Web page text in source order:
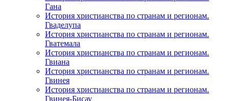
Гана
История христианства по странам и регионам.
Гваделупа
История христианства по странам и регионам.
Гватемала
История христианства по странам и регионам.
Гвиана
История христианства по странам и регионам.
Гвинея
История христианства по странам и регионам.
Гвинея-Бисау